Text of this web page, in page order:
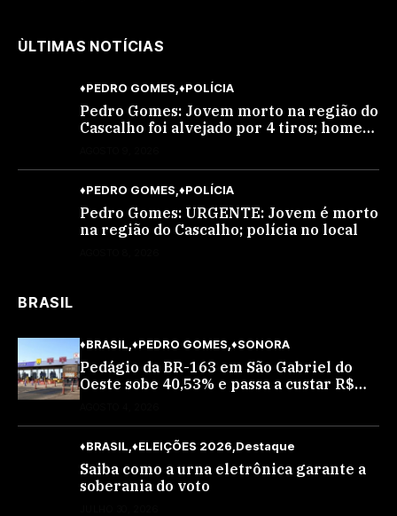
ÙLTIMAS NOTÍCIAS
♦PEDRO GOMES ♦POLÍCIA
Pedro Gomes: Jovem morto na região do
Cascalho foi alvejado por 4 tiros; homem
♦PEDRO GOMES ♦POLÍCIA
Pedro Gomes: URGENTE: Jovem é morto
na região do Cascalho; polícia no local
BRASIL
♦BRASIL ♦PEDRO GOMES ♦SONORA
Pedágio da BR-163 em São Gabriel do
Oeste sobe 40,53% e passa a custar R$
♦BRASIL ♦ELEIÇÕES 2026 Destaque
Saiba como a urna eletrônica garante a
soberania do voto